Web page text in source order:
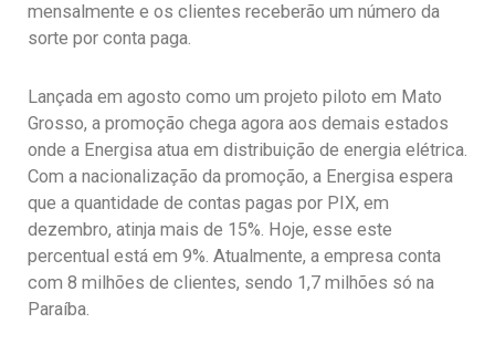
mensalmente e os clientes receberão um número da
sorte por conta paga.
Lançada em agosto como um projeto piloto em Mato
Grosso, a promoção chega agora aos demais estados
onde a Energisa atua em distribuição de energia elétrica.
Com a nacionalização da promoção, a Energisa espera
que a quantidade de contas pagas por PIX, em
dezembro, atinja mais de 15%. Hoje, esse este
percentual está em 9%. Atualmente, a empresa conta
com 8 milhões de clientes, sendo 1,7 milhões só na
Paraíba.